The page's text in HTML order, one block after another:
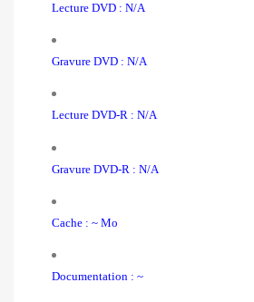
Lecture DVD : N/A
Gravure DVD : N/A
Lecture DVD-R : N/A
Gravure DVD-R : N/A
Cache : ~ Mo
Documentation : ~